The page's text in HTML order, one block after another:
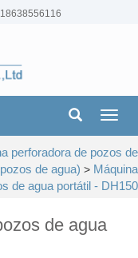
perforadora de pozos de
de agua) > Máquina
de agua portátil - DH150
de agua